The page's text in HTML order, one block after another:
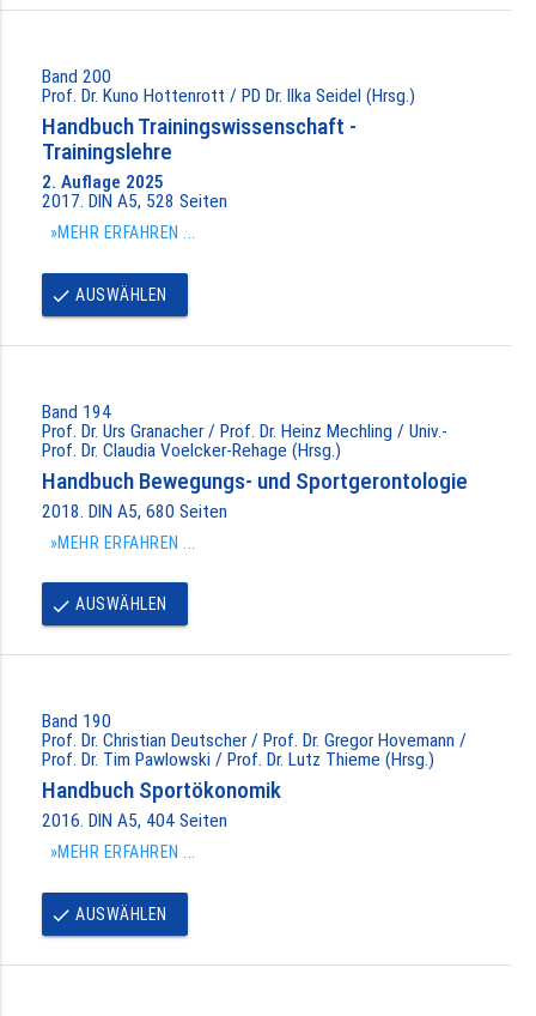
Band 200
Prof. Dr. Kuno Hottenrott / PD Dr. Ilka Seidel (Hrsg.)
Handbuch Trainingswissenschaft -
Trainingslehre
2. Auflage 2025
2017. DIN A5, 528 Seiten
»MEHR ERFAHREN ...
done AUSWÄHLEN
Band 194
Prof. Dr. Urs Granacher / Prof. Dr. Heinz Mechling / Univ.-
Prof. Dr. Claudia Voelcker-Rehage (Hrsg.)
Handbuch Bewegungs- und Sportgerontologie
2018. DIN A5, 680 Seiten
»MEHR ERFAHREN ...
done AUSWÄHLEN
Band 190
Prof. Dr. Christian Deutscher / Prof. Dr. Gregor Hovemann /
Prof. Dr. Tim Pawlowski / Prof. Dr. Lutz Thieme (Hrsg.)
Handbuch Sportökonomik
2016. DIN A5, 404 Seiten
»MEHR ERFAHREN ...
done AUSWÄHLEN